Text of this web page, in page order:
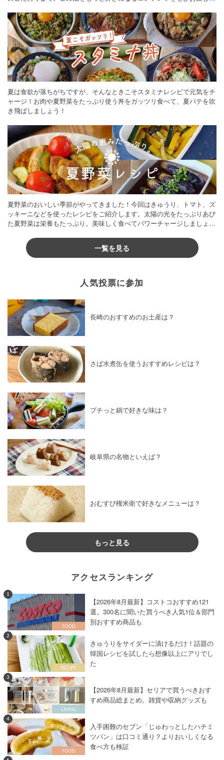
夏は食欲が落ちがちですが、そんなときこそスタミナレシピで元気をチ
ャージ！お肉や夏野菜をたっぷり使う丼をガッツリ食べて、夏バテを吹
き飛ばしましょう！
夏野菜のおいしい季節がやってきました！今回はきゅうり、トマト、ズ
ッキーニなどを使ったレシピをご紹介します。太陽の光をたっぷりあび
た夏野菜は栄養もたっぷり。美味しく食べてパワーチャージしましょう
一覧を見る
人気投票に参加
長崎のおすすめのお土産は？
さば水煮缶を使うおすすめレシピは？
プチっと鍋で好きな味は？
岐阜県の名物といえば？
おむすび権米衛で好きなメニューは？
もっと見る
アクセスランキング
1
【2026年8月最新】コストコおすすめ121
選。300名に聞いた買うべき人気1位＆部門
別おすすめ商品も
2
きゅうりをサイダーに漬けるだけ！話題の
韓国レシピを試したら想像以上にアリでし
た
3
【2026年8月最新】セリアで買うべきおす
すめ商品総まとめ。雑貨や収納グッズも
4
入手困難のセブン「じゅわっとしたハチミ
ツパン」は口コミ通り？よりおいしくなる
食べ方も検証